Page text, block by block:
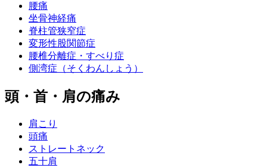
腰痛
坐骨神経痛
脊柱管狭窄症
変形性股関節症
腰椎分離症・すべり症
側湾症（そくわんしょう）
頭・首・肩の痛み
肩こり
頭痛
ストレートネック
五十肩